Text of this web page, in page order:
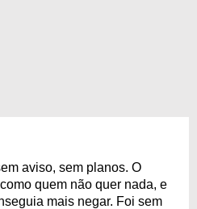
aviso, sem planos. O
quem não quer nada, e
mais negar. Foi sem